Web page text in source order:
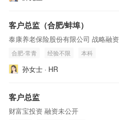
客户总监（合肥/蚌埠）
泰康养老保险股份有限公司 战略融资
合肥-常青 经验不限 本科
孙女士 · HR
客户总监
财富宝投资 融资未公开